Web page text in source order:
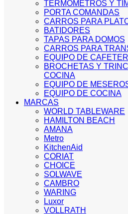
TERMOMETROS Y
PORTA COMANDAS
CARROS PARA
BATIDORES
TAPAS PARA DOMOS
CARROS PARA
EQUIPO DE
BROCHETAS Y
COCINA
EQUIPO DE
EQUIPO DE COCINA
MARCAS
WORLD TABLEWARE
HAMILTON BEACH
AMANA
Metro
KitchenAid
CORIAT
CHOICE
SOLWAVE
CAMBRO
WARING
Luxor
VOLLRATH